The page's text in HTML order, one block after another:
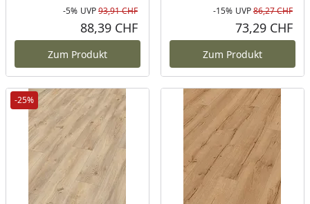
Rabatt in Prozent
-5%
Ursprünglicher Preis
UVP93,91 CHF
88,39 CHF
Zum Produkt
-15% UVP86,27 CHF
73,29 CHF
Zum Produkt
-25%